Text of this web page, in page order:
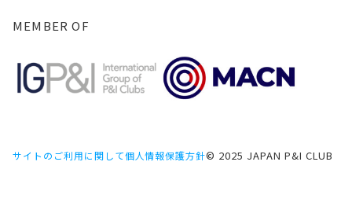
MEMBER OF
サイトのご利用に関して個人情報保護方針© 2025 JAPAN P&I CLUB